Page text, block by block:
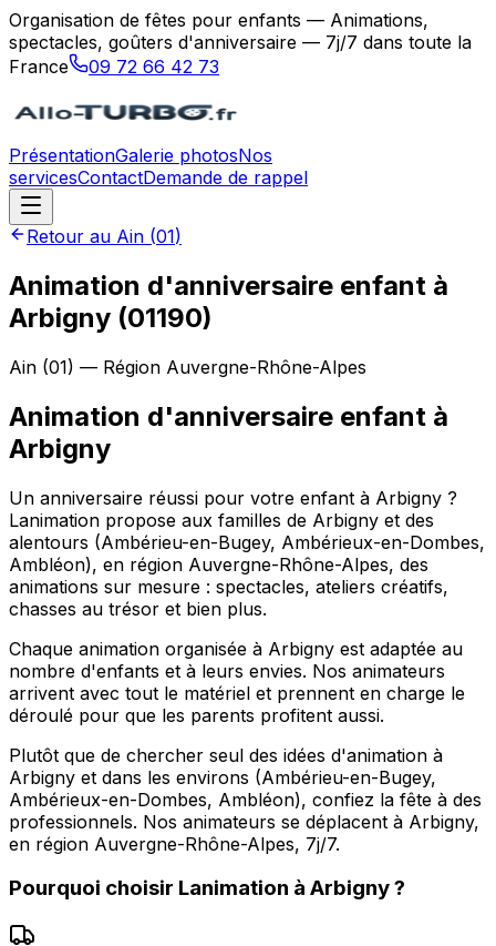
Organisation de fêtes pour enfants — Animations,
spectacles, goûters d'anniversaire — 7j/7 dans toute la
France
09 72 66 42 73
PrésentationGalerie photosNos
servicesContactDemande de rappel
Retour au Ain (01)
Animation d'anniversaire enfant à
Arbigny (01190)
Ain (01) — Région Auvergne-Rhône-Alpes
Animation d'anniversaire enfant à
Arbigny
Un anniversaire réussi pour votre enfant à Arbigny ?
Lanimation propose aux familles de Arbigny et des
alentours (Ambérieu-en-Bugey, Ambérieux-en-Dombes,
Ambléon), en région Auvergne-Rhône-Alpes, des
animations sur mesure : spectacles, ateliers créatifs,
chasses au trésor et bien plus.
Chaque animation organisée à Arbigny est adaptée au
nombre d'enfants et à leurs envies. Nos animateurs
arrivent avec tout le matériel et prennent en charge le
déroulé pour que les parents profitent aussi.
Plutôt que de chercher seul des idées d'animation à
Arbigny et dans les environs (Ambérieu-en-Bugey,
Ambérieux-en-Dombes, Ambléon), confiez la fête à des
professionnels. Nos animateurs se déplacent à Arbigny,
en région Auvergne-Rhône-Alpes, 7j/7.
Pourquoi choisir Lanimation à Arbigny?